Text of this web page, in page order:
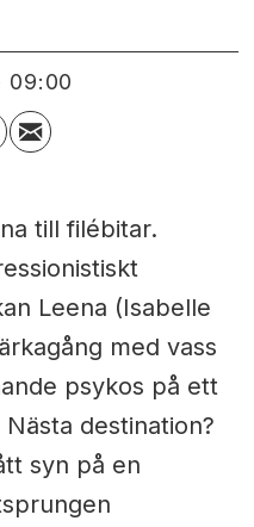
09:00
till filébitar.
Leena (Isabelle
med vass
psykos på ett
destination?
syn på en